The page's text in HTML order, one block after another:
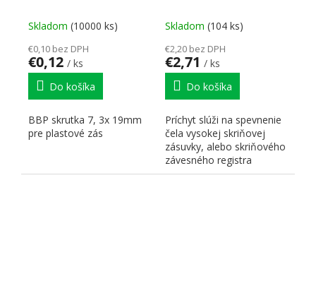
Skladom (10000 ks)
€0,10 bez DPH
€0,12 / ks
Do košíka
BBP skrutka 7, 3x 19mm
pre plastové zás
Skladom (104 ks)
€2,20 bez DPH
€2,71 / ks
Do košíka
Príchyt slúži na spevnenie
čela vysokej skriňovej
zásuvky, alebo skriňového
závesného registra
zásuvky.